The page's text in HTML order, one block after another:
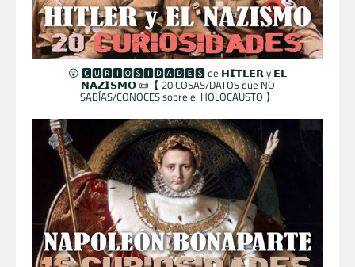
😲 🅲🆄🆁🅸🅾🆂🅸🅳🅰🅳🅴🆂 de 𝗛𝗜𝗧𝗟𝗘𝗥 y 𝗘𝗟
𝗡𝗔𝗭𝗜𝗦𝗠𝗢 📜【 20 COSAS/DATOS que NO
SABÍAS/CONOCES sobre el HOLOCAUSTO 】